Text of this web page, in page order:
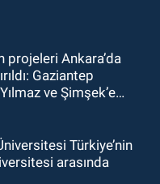
projeleri Ankara’da
Gaziantep
ve Şimşek’e
Türkiye’nin
arasında